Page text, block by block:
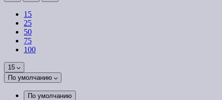
15
25
50
75
100
15
По умолчанию
По умолчанию